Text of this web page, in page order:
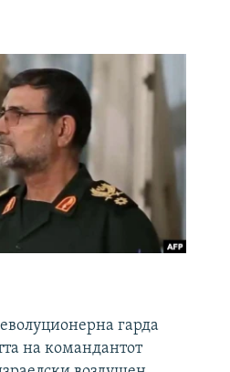
гарда
на командантот